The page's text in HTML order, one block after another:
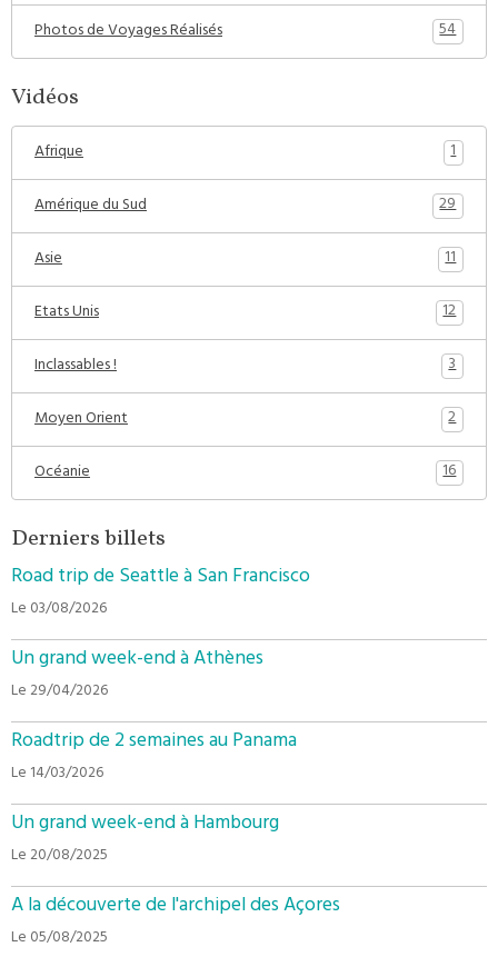
Photos de Voyages Réalisés
54
Vidéos
Afrique
1
Amérique du Sud
29
Asie
11
Etats Unis
12
Inclassables !
3
Moyen Orient
2
Océanie
16
Derniers billets
Road trip de Seattle à San Francisco
Le 03/08/2026
Un grand week-end à Athènes
Le 29/04/2026
Roadtrip de 2 semaines au Panama
Le 14/03/2026
Un grand week-end à Hambourg
Le 20/08/2025
A la découverte de l'archipel des Açores
Le 05/08/2025